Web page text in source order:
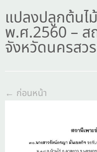
แปลงปลูกต้นไ
พ.ศ.2560 – สถ
จังหวัดนครสว
← ก่อนหน้า